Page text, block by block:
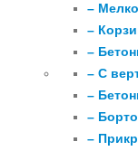
–
–
–
– С
–
–
–